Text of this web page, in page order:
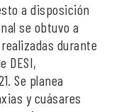
a disposición
se obtuvo a
durante
DESI,
Se planea
y cuásares